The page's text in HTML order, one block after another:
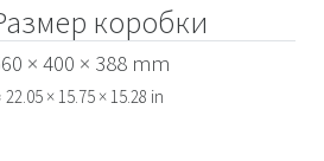
коробки
× 400 × 388 mm
22.05 × 15.75 × 15.28 in